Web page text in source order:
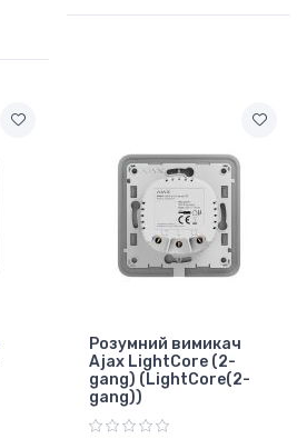
Розумний вимикач
Ajax LightCore (2-
gang) (LightCore(2-
gang))